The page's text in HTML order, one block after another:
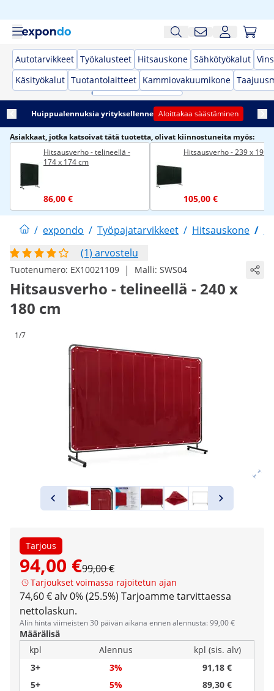
Autotarvikkeet Työkalusteet Hitsauskone Sähkötyökalut
Käsityökalut Tuotantolaitteet Kammiovakuumikone
Huippualennuksia yrityksellenne Aloittakaa säästäminen
Asiakkaat, jotka katsoivat tätä tuotetta, olivat kiinnostuneita myös:
Hitsausverho - telineellä -
174 x 174 cm
86,00 €
Hitsausverho - 239 x 196
105,00 €
/ expondo / Työpajatarvikkeet / Hitsauskone /
(1) arvostelu
Tuotenumero: EX10021109 | Malli: SWS04
Hitsausverho - telineellä - 240 x
180 cm
1/7
Tarjous
94,00 €99,00 €
Tarjoukset voimassa rajoitetun ajan
74,60 € alv 0% (25.5%) Tarjoamme tarvittaessa
nettolaskun.
Alin hinta viimeisten 30 päivän aikana ennen alennusta: 99,00 €
Määrälisä
kpl
Alennus
kpl (sis. alv)
3+
3%
91,18 €
5+
5%
89,30 €